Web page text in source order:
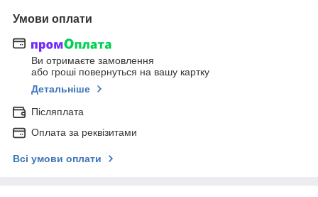
Умови оплати
Ви отримаєте замовлення
або гроші повернуться на вашу картку
Детальніше
Післяплата
Оплата за реквізитами
Всі умови оплати